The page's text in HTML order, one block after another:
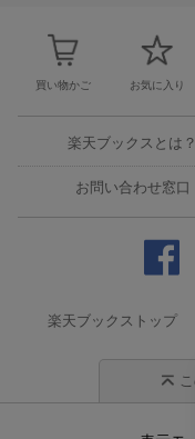
買い物かご お気に入り
楽天ブックスとは？
お問い合わせ窓口
楽天ブックストップ